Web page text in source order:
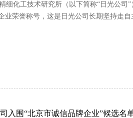
细化工技术研究所（以下简称“日光公
业荣誉称号，这是日光公司长期坚持走
入围“北京市诚信品牌企业”候选名